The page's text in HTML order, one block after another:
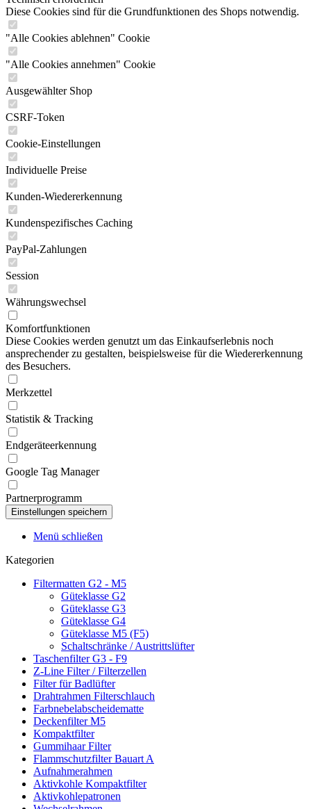
Diese Cookies sind für die Grundfunktionen des Shops notwendig.
"Alle Cookies ablehnen" Cookie
"Alle Cookies annehmen" Cookie
Ausgewählter Shop
CSRF-Token
Cookie-Einstellungen
Individuelle Preise
Kunden-Wiedererkennung
Kundenspezifisches Caching
PayPal-Zahlungen
Session
Währungswechsel
Komfortfunktionen
Diese Cookies werden genutzt um das Einkaufserlebnis noch
ansprechender zu gestalten, beispielsweise für die Wiedererkennung
des Besuchers.
Merkzettel
Statistik & Tracking
Endgeräteerkennung
Google Tag Manager
Partnerprogramm
Menü schließen
Kategorien
Filtermatten G2 - M5
Güteklasse G2
Güteklasse G3
Güteklasse G4
Güteklasse M5 (F5)
Schaltschränke / Austrittslüfter
Taschenfilter G3 - F9
Z-Line Filter / Filterzellen
Filter für Badlüfter
Drahtrahmen Filterschlauch
Farbnebelabscheidematte
Deckenfilter M5
Kompaktfilter
Gummihaar Filter
Flammschutzfilter Bauart A
Aufnahmerahmen
Aktivkohle Kompaktfilter
Aktivkohlepatronen